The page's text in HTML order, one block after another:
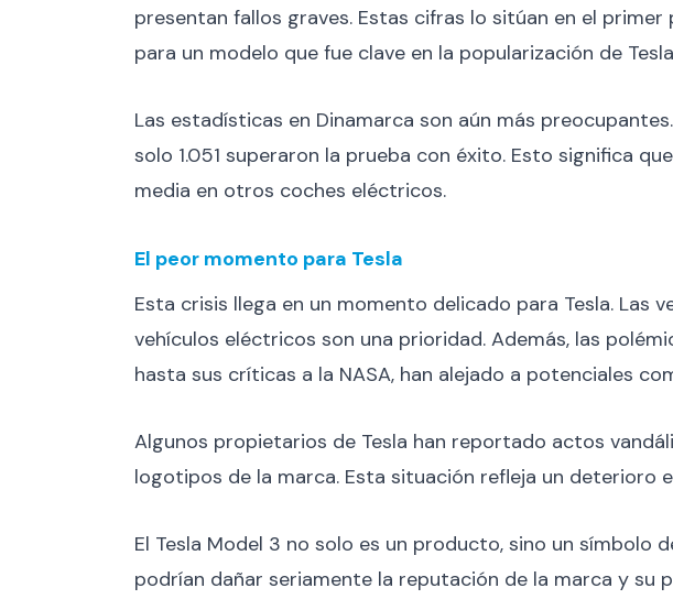
presentan fallos graves. Estas cifras lo sitúan en el
para un modelo que fue clave en la popularización de
Las estadísticas en Dinamarca son aún más
solo 1.051 superaron la prueba con éxito. Esto significa
media en otros coches eléctricos.
El peor momento para Tesla
Esta crisis llega en un momento delicado para Tesla. Las
vehículos eléctricos son una prioridad. Además, las
hasta sus críticas a la NASA, han alejado a potenciales
Algunos propietarios de Tesla han reportado actos
logotipos de la marca. Esta situación refleja un deterioro
El Tesla Model 3 no solo es un producto, sino un símbolo
podrían dañar seriamente la reputación de la marca y